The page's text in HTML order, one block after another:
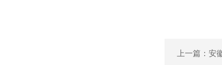
上一篇： 安